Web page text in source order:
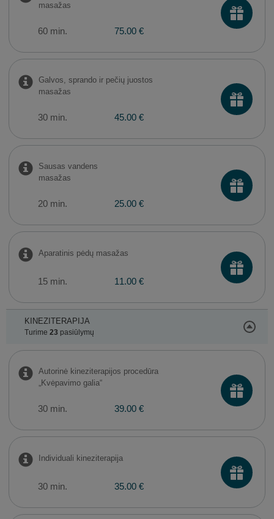
masažas
60 min. 75.00 €
Galvos, sprando ir pečių juostos
masažas
30 min. 45.00 €
Sausas vandens
masažas
20 min. 25.00 €
Aparatinis pėdų masažas
15 min. 11.00 €
KINEZITERAPIJA
Turime 23 pasiūlymų
Autorinė kineziterapijos procedūra
„Kvėpavimo galia“
30 min. 39.00 €
Individuali kineziterapija
30 min. 35.00 €